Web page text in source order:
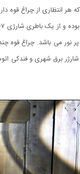
نور می باشد. چراغ قوه